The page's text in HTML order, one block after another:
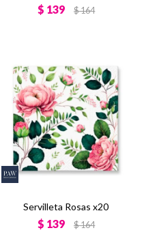
$ 139 $164
Servilleta Rosas x20
$ 139 $164